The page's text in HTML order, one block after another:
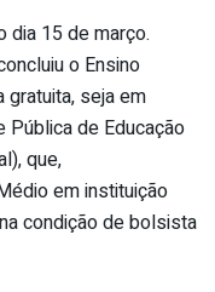
dia 15 de março.
o Ensino
seja em
de Educação
que,
em instituição
condição de bolsista